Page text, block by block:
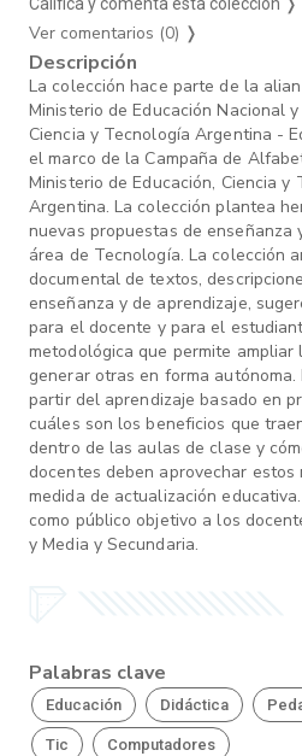
Ver comentarios (0) ❭
Descripción
La colección hace parte de la
Ministerio de Educación Nacional
Ciencia y Tecnología Argentina -
el marco de la Campaña de
Ministerio de Educación, Ciencia y
Argentina. La colección plantea
nuevas propuestas de enseñanza
área de Tecnología. La colección
documental de textos,
enseñanza y de aprendizaje,
para el docente y para el
metodológica que permite ampliar
generar otras en forma
partir del aprendizaje basado en
cuáles son los beneficios que
dentro de las aulas de clase y
docentes deben aprovechar estos
medida de actualización
como público objetivo a los
y Media y Secundaria.
Palabras clave
Educación Didáctica
Tic Computadores